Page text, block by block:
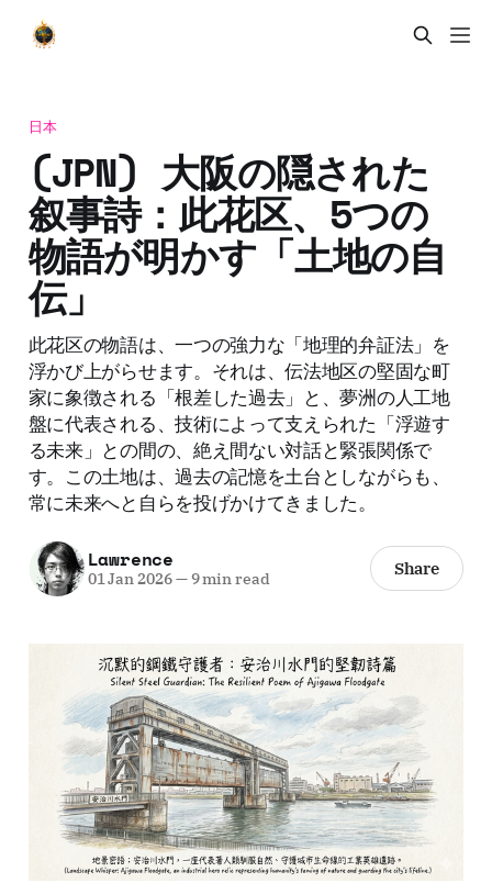
日本
(JPN) 大阪の隠された
叙事詩：此花区、5つの
物語が明かす「土地の自
伝」
此花区の物語は、一つの強力な「地理的弁証法」を
浮かび上がらせます。それは、伝法地区の堅固な町
家に象徴される「根差した過去」と、夢洲の人工地
盤に代表される、技術によって支えられた「浮遊す
る未来」との間の、絶え間ない対話と緊張関係で
す。この土地は、過去の記憶を土台としながらも、
常に未来へと自らを投げかけてきました。
Lawrence
01 Jan 2026—9 min read Share